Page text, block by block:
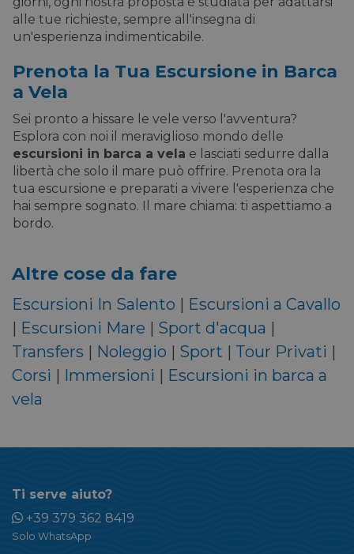
alle tue richieste, sempre all'insegna di
un'esperienza indimenticabile.
Prenota la Tua Escursione in Barca
a Vela
Sei pronto a hissare le vele verso l'avventura?
Esplora con noi il meraviglioso mondo delle
escursioni in barca a vela e lasciati sedurre dalla
libertà che solo il mare può offrire. Prenota ora la
tua escursione e preparati a vivere l'esperienza che
hai sempre sognato. Il mare chiama: ti aspettiamo a
bordo.
Altre cose da fare
Escursioni In Salento | Escursioni a Cavallo
| Escursioni Mare | Sport d'acqua |
Transfers | Noleggio | Sport | Tour Privati |
Corsi | Immersioni | Escursioni in barca a
vela
Ti serve aiuto?
+39 379 362 8419
Solo WhatsApp